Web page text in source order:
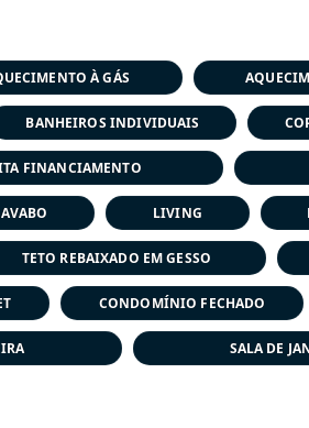
À GÁS
BANHEIROS INDIVIDUAIS
FINANCIAMENTO
LIVING
TETO REBAIXADO EM GESSO
CONDOMÍNIO FECHADO
SALA DE